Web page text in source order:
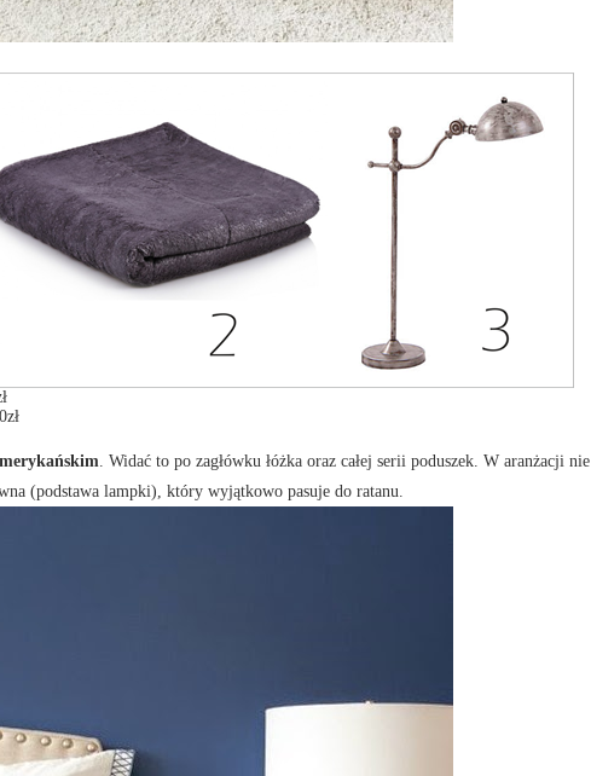
. Widać to po zagłówku łóżka oraz całej serii poduszek. W aranżacji nie
(podstawa lampki), który wyjątkowo pasuje do ratanu.